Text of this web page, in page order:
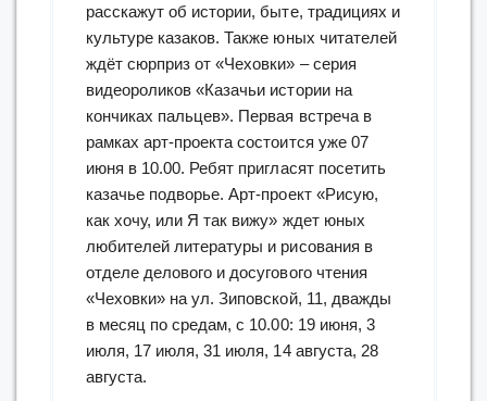
расскажут об истории, быте, традициях и
культуре казаков. Также юных читателей
ждёт сюрприз от «Чеховки» – серия
видеороликов «Казачьи истории на
кончиках пальцев». Первая встреча в
рамках арт-проекта состоится уже 07
июня в 10.00. Ребят пригласят посетить
казачье подворье. Арт-проект «Рисую,
как хочу, или Я так вижу» ждет юных
любителей литературы и рисования в
отделе делового и досугового чтения
«Чеховки» на ул. Зиповской, 11, дважды
в месяц по средам, с 10.00: 19 июня, 3
июля, 17 июля, 31 июля, 14 августа, 28
августа.